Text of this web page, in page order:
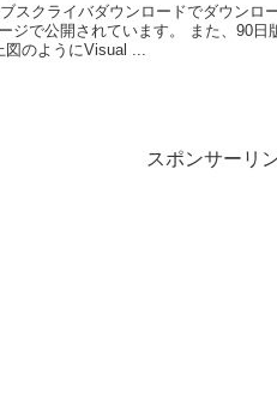
スクライバダウンロードでダウンロ
ジで公開されています。 また、90
図のようにVisual ...
スポンサーリ